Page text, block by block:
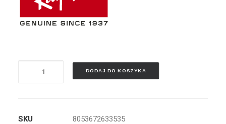
RX5356
DODAJ DO KOSZYKA
SKU
8053672633535